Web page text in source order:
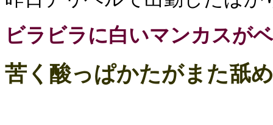
ビラビラに白いマンカスが
苦く酸っぱかたがまた舐